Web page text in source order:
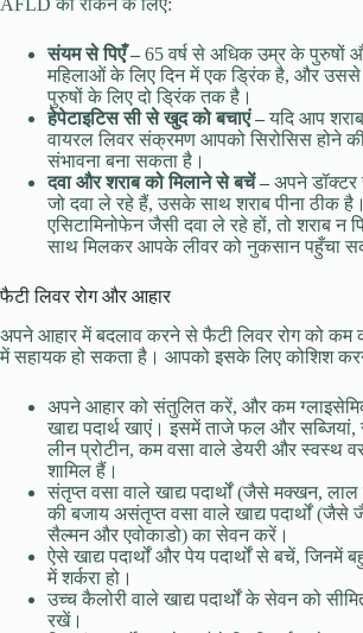
AFLD को रोकने के लिए:
संयम से पिएँ – 65 वर्ष से अधिक उम्र के पुरुषों
महिलाओं के लिए दिन में एक ड्रिंक है, और
पुरुषों के लिए दो ड्रिंक तक है।
हेपेटाइटिस सी से खुद को बचाएं –यदि आप
वायरल लिवर संक्रमण आपको सिरोसिस होने
संभावना बना सकता है।
दवा और शराब को मिलाने से बचें – अपने
जो दवा ले रहे हैं, उसके साथ शराब पीना ठीक
एसिटामिनोफेन जैसी दवा ले रहे हों, तो शराब न
साथ मिलकर आपके लीवर को नुकसान पहुँचा
फैटी लिवर रोग और आहार
अपने आहार में बदलाव करने से फैटी लिवर रोग को कम
में सहायक हो सकता है। आपको इसके लिए कोशिश
अपने आहार को संतुलित करें, और कम
खाद्य पदार्थ खाएं। इसमें ताजे फल और
लीन प्रोटीन, कम वसा वाले डेयरी और स्वस्थ
शामिल हैं।
संतृप्त वसा वाले खाद्य पदार्थों (जैसे मक्खन,
की बजाय असंतृप्त वसा वाले खाद्य पदार्थों
सैल्मन और एवोकाडो) का सेवन करें।
ऐसे खाद्य पदार्थों और पेय पदार्थों से बचें, जिनमें
में शर्करा हो।
उच्च कैलोरी वाले खाद्य पदार्थों के सेवन को
रखें।